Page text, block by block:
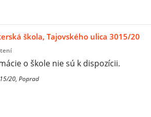
škola, Tajovského ulica 3015/20
o škole nie sú k dispozícii.
20, Poprad